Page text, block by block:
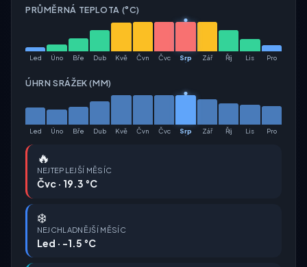
PRŮMĚRNÁ TEPLOTA (°C)
Led Úno Bře Dub Kvě Čvn Čvc Srp Zář Říj Lis Pro
ÚHRN SRÁŽEK (MM)
Led Úno Bře Dub Kvě Čvn Čvc Srp Zář Říj Lis Pro
🔥
NEJTEPLEJŠÍ MĚSÍC
Čvc · 19.3 °C
❄️
NEJCHLADNĚJŠÍ MĚSÍC
Led · -1.5 °C